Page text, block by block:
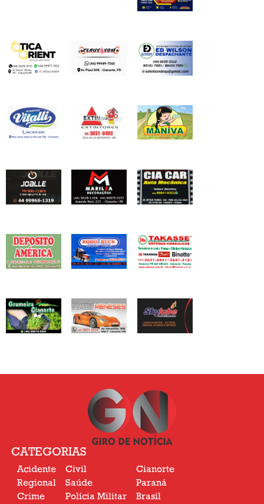
CATEGORIAS
Acidente
Regional
Crime
Civil
Saúde
Polícia Militar
Cianorte
Paraná
Brasil